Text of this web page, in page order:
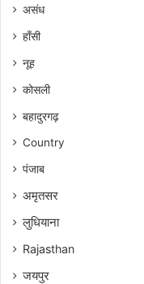
असंध
हाँसी
नूह
कोसली
बहादुरगढ़
Country
पंजाब
अमृतसर
लुधियाना
Rajasthan
जयपुर